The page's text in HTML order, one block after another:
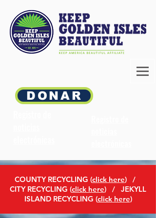
DONAR
COUNTY RECYCLING (click here) /
CITY RECYCLING (click here) / JEKYLL
ISLAND RECYCLING (click here)